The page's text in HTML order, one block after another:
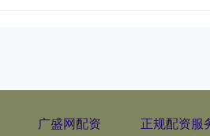
广盛网配资 正规配资服